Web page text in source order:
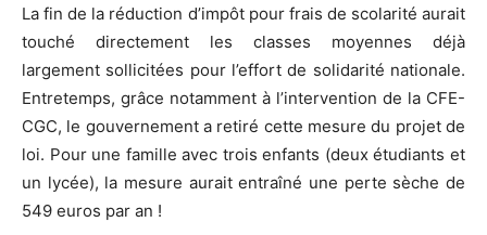
La fin de la réduction d’impôt pour frais de scolarité aurait
touché directement les classes moyennes déjà
largement sollicitées pour l’effort de solidarité nationale.
Entretemps, grâce notamment à l’intervention de la CFE-
CGC, le gouvernement a retiré cette mesure du projet de
loi. Pour une famille avec trois enfants (deux étudiants et
un lycée), la mesure aurait entraîné une perte sèche de
549 euros par an !